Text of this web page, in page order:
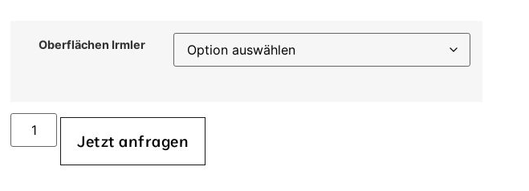
Oberflächen Irmler
Jetzt anfragen